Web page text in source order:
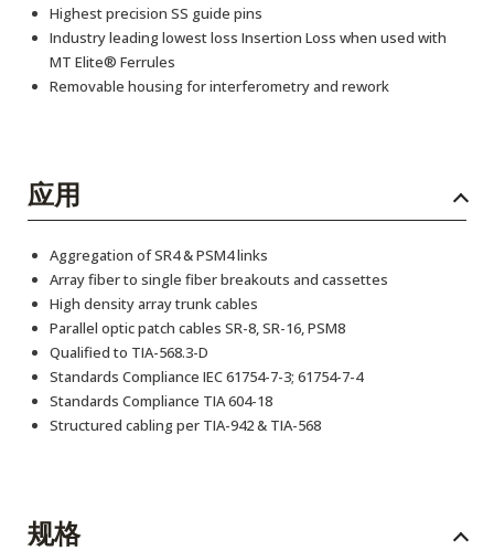
Highest precision SS guide pins
Industry leading lowest loss Insertion Loss when used with
MT Elite® Ferrules
Removable housing for interferometry and rework
应用
Aggregation of SR4 & PSM4 links
Array fiber to single fiber breakouts and cassettes
High density array trunk cables
Parallel optic patch cables SR-8, SR-16, PSM8
Qualified to TIA-568.3-D
Standards Compliance IEC 61754-7-3; 61754-7-4
Standards Compliance TIA 604-18
Structured cabling per TIA-942 & TIA-568
规格